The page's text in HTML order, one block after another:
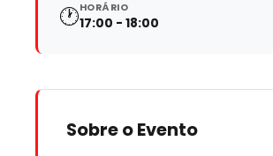
🕐HORÁRIO
17:00 - 18:00
Sobre o Evento